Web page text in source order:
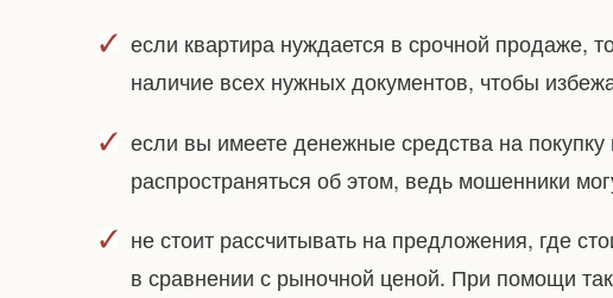
если квартира нуждается в срочной продаже,
наличие всех нужных документов, чтобы
если вы имеете денежные средства на
распространяться об этом, ведь мошенники
не стоит рассчитывать на предложения, где
в сравнении с рыночной ценой. При помощи